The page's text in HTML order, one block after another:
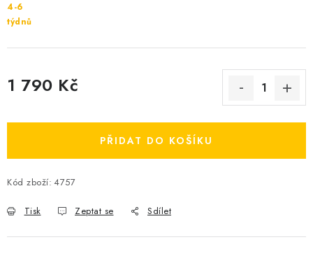
4-6
týdnů
1 790 Kč
PŘIDAT DO KOŠÍKU
Kód zboží: 4757
Tisk Zeptat se Sdílet